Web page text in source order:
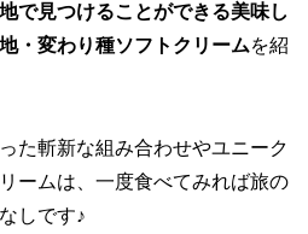
で見つけることができる美味し
・変わり種ソフトクリームを紹
た斬新な組み合わせやユニーク
ームは、一度食べてみれば旅の
しです♪